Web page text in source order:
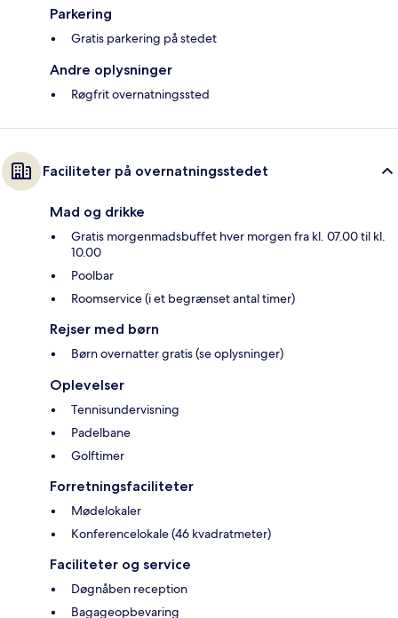
Parkering
Gratis parkering på stedet
Andre oplysninger
Røgfrit overnatningssted
Faciliteter på overnatningsstedet
Mad og drikke
Gratis morgenmadsbuffet hver morgen fra kl. 07.00 til kl.
10.00
Poolbar
Roomservice (i et begrænset antal timer)
Rejser med børn
Børn overnatter gratis (se oplysninger)
Oplevelser
Tennisundervisning
Padelbane
Golftimer
Forretningsfaciliteter
Mødelokaler
Konferencelokale (46 kvadratmeter)
Faciliteter og service
Døgnåben reception
Bagageopbevaring